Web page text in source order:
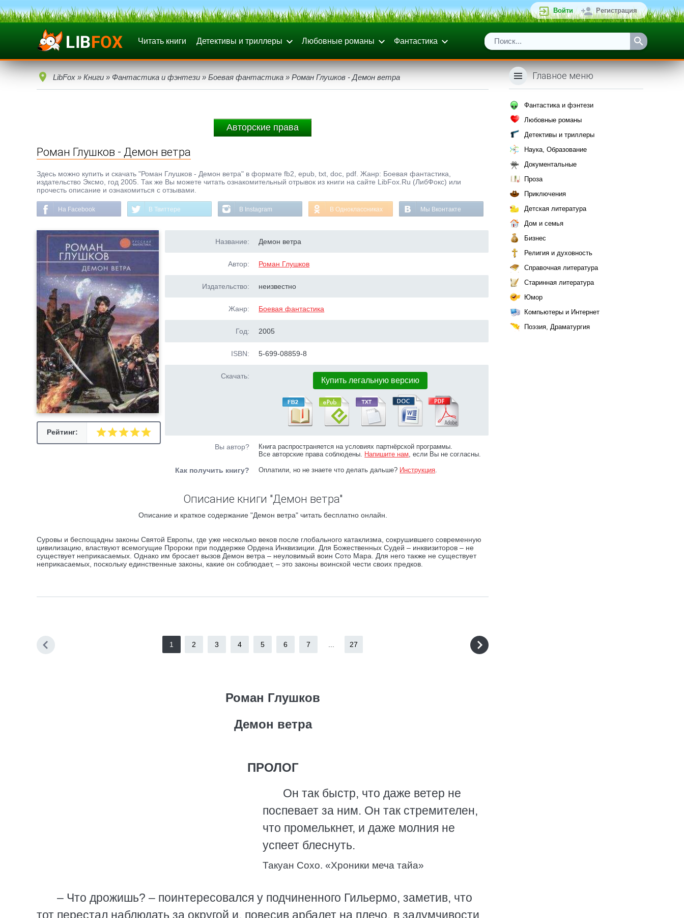
Войти Регистрация
Читать книги Детективы и триллеры Любовные романы Фантастика
LibFox » Книги » Фантастика и фэнтези » Боевая фантастика » Роман Глушков - Демон ветра
Авторские права
Роман Глушков - Демон ветра
Здесь можно купить и скачать "Роман Глушков - Демон ветра" в формате fb2, epub, txt, doc, pdf. Жанр: Боевая фантастика,
издательство Эксмо, год 2005. Так же Вы можете читать ознакомительный отрывок из книги на сайте LibFox.Ru (ЛибФокс) или
прочесть описание и ознакомиться с отзывами.
На Facebook В Твиттере В Instagram В Одноклассниках Мы Вконтакте
Рейтинг:
Название: Демон ветра
Автор: Роман Глушков
Издательство: неизвестно
Жанр: Боевая фантастика
Год: 2005
ISBN: 5-699-08859-8
Скачать: Купить легальную версию
Вы автор?
Книга распространяется на условиях партнёрской программы.
Все авторские права соблюдены. Напишите нам, если Вы не согласны.
Как получить книгу? Оплатили, но не знаете что делать дальше? Инструкция.
Описание книги "Демон ветра"
Описание и краткое содержание "Демон ветра" читать бесплатно онлайн.
Суровы и беспощадны законы Святой Европы, где уже несколько веков после глобального катаклизма, сокрушившего современную
цивилизацию, властвуют всемогущие Пророки при поддержке Ордена Инквизиции. Для Божественных Судей – инквизиторов – не
существует неприкасаемых. Однако им бросает вызов Демон ветра – неуловимый воин Сото Мара. Для него также не существует
неприкасаемых, поскольку единственные законы, какие он соблюдает, – это законы воинской чести своих предков.
1 2 3 4 5 6 7 27
Роман Глушков
Демон ветра
ПРОЛОГ
Он так быстр, что даже ветер не
поспевает за ним. Он так стремителен,
что промелькнет, и даже молния не
успеет блеснуть.
Такуан Сохо. «Хроники меча тайа»
– Что дрожишь? – поинтересовался у подчиненного Гильермо, заметив, что
тот перестал наблюдать за округой и, повесив арбалет на плечо, в задумчивости
Главное меню
Фантастика и фэнтези
Любовные романы
Детективы и триллеры
Наука, Образование
Документальные
Проза
Приключения
Детская литература
Дом и семья
Бизнес
Религия и духовность
Справочная литература
Старинная литература
Юмор
Компьютеры и Интернет
Поэзия, Драматургия